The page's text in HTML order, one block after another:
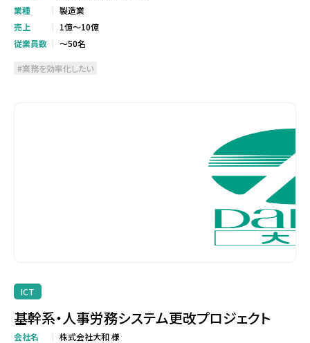
業種
製造業
売上
1億～10億
従業員数
～50名
業務を効率化したい
ICT
基幹系・人事労務システム更改プロジェクト
会社名
株式会社大和 様